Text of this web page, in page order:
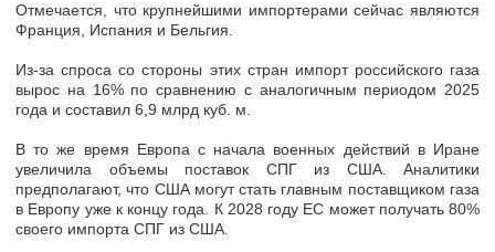
Отмечается, что крупнейшими импортерами сейчас являются
Франция, Испания и Бельгия.
Из-за спроса со стороны этих стран импорт российского газа
вырос на 16% по сравнению с аналогичным периодом 2025
года и составил 6,9 млрд куб. м.
В то же время Европа с начала военных действий в Иране
увеличила объемы поставок СПГ из США. Аналитики
предполагают, что США могут стать главным поставщиком газа
в Европу уже к концу года. К 2028 году ЕС может получать 80%
своего импорта СПГ из США.